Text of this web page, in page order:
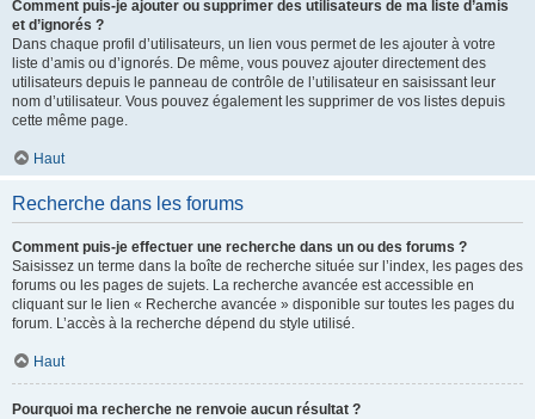
Comment puis-je ajouter ou supprimer des utilisateurs de ma liste d’amis
et d’ignorés ?
Dans chaque profil d’utilisateurs, un lien vous permet de les ajouter à votre
liste d’amis ou d’ignorés. De même, vous pouvez ajouter directement des
utilisateurs depuis le panneau de contrôle de l’utilisateur en saisissant leur
nom d’utilisateur. Vous pouvez également les supprimer de vos listes depuis
cette même page.
Haut
Recherche dans les forums
Comment puis-je effectuer une recherche dans un ou des forums ?
Saisissez un terme dans la boîte de recherche située sur l’index, les pages des
forums ou les pages de sujets. La recherche avancée est accessible en
cliquant sur le lien « Recherche avancée » disponible sur toutes les pages du
forum. L’accès à la recherche dépend du style utilisé.
Haut
Pourquoi ma recherche ne renvoie aucun résultat ?